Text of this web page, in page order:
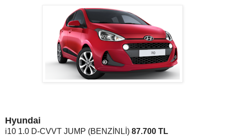
Hyundai
i10 1.0 D-CVVT JUMP (BENZİNLİ) 87.700 TL